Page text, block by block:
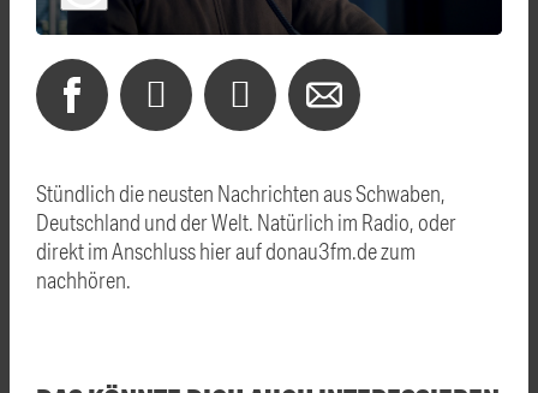
Stündlich die neusten Nachrichten aus Schwaben,
Deutschland und der Welt. Natürlich im Radio, oder
direkt im Anschluss hier auf donau3fm.de zum
nachhören.